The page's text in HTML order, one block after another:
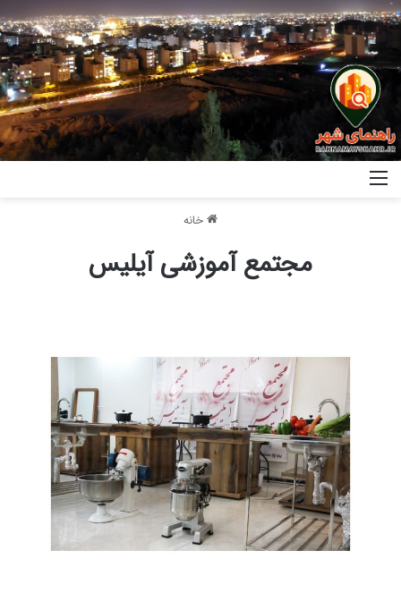
خانه
مجتمع آموزشی آیلیس